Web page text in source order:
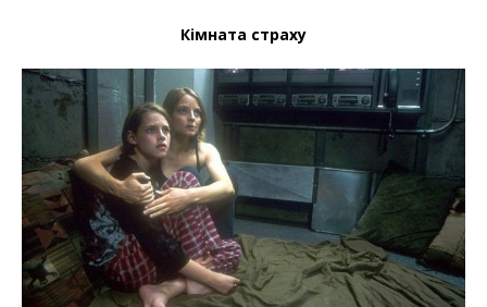
Кімната страху